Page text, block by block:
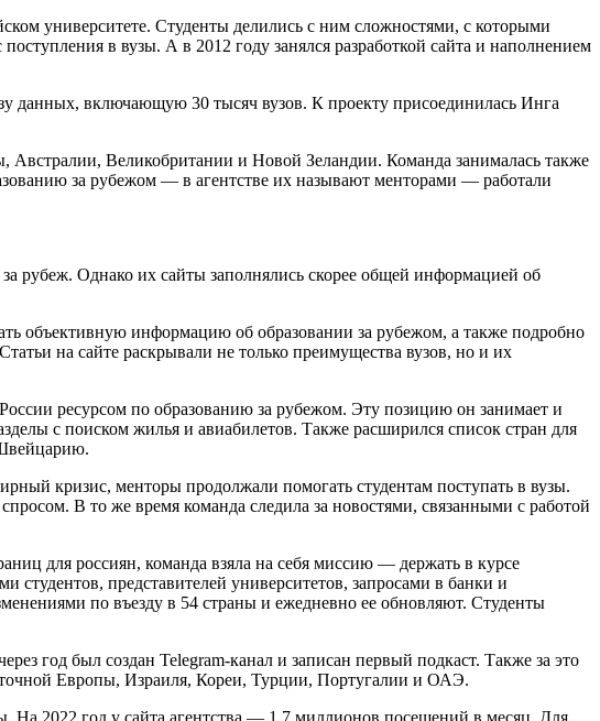
университете. Студенты делились с ним сложностями, с которыми
в вузы. А в 2012 году занялся разработкой сайта и наполнением
данных, включающую 30 тысяч вузов. К проекту присоединилась Инга
Великобритании и Новой Зеландии. Команда занималась также
за рубежом — в агентстве их называют менторами — работали
рубеж. Однако их сайты заполнялись скорее общей информацией об
объективную информацию об образовании за рубежом, а также подробно
на сайте раскрывали не только преимущества вузов, но и их
ресурсом по образованию за рубежом. Эту позицию он занимает и
с поиском жилья и авиабилетов. Также расширился список стран для
кризис, менторы продолжали помогать студентам поступать в вузы.
В то же время команда следила за новостями, связанными с работой
для россиян, команда взяла на себя миссию — держать в курсе
представителей университетов, запросами в банки и
по въезду в 54 страны и ежедневно ее обновляют. Студенты
год был создан Telegram-канал и записан первый подкаст. Также за это
Европы, Израиля, Кореи, Турции, Португалии и ОАЭ.